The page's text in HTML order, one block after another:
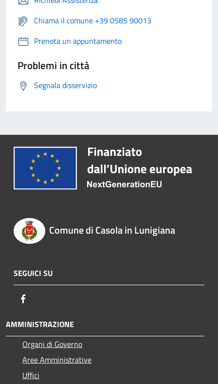
Chiama il comune +39 0585 90013
Prenota un appuntamento
Problemi in città
Segnala disservizio
Comune di Casola in Lunigiana
SEGUICI SU
AMMINISTRAZIONE
Organi di Governo
Aree Amministrative
Uffici